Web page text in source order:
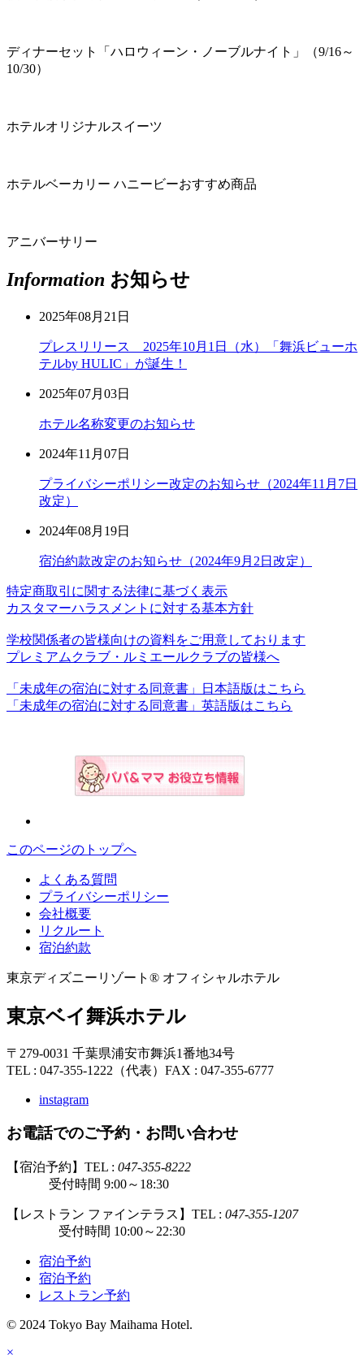
ディナーセット「ハロウィーン・ノーブルナイト」（9/16～
10/30）
ホテルオリジナルスイーツ
ホテルベーカリー ハニービーおすすめ商品
アニバーサリー
Information お知らせ
2025年08月21日
プレスリリース 2025年10月1日（水）「舞浜ビューホ
テルby HULIC」が誕生！
2025年07月03日
ホテル名称変更のお知らせ
2024年11月07日
プライバシーポリシー改定のお知らせ（2024年11月7日
改定）
2024年08月19日
宿泊約款改定のお知らせ（2024年9月2日改定）
特定商取引に関する法律に基づく表示
カスタマーハラスメントに対する基本方針
学校関係者の皆様向けの資料をご用意しております
プレミアムクラブ・ルミエールクラブの皆様へ
「未成年の宿泊に対する同意書」日本語版はこちら
「未成年の宿泊に対する同意書」英語版はこちら
このページのトップへ
よくある質問
プライバシーポリシー
会社概要
リクルート
宿泊約款
東京ディズニーリゾート® オフィシャルホテル
東京ベイ舞浜ホテル
〒279-0031 千葉県浦安市舞浜1番地34号
TEL : 047-355-1222（代表） FAX : 047-355-6777
instagram
お電話でのご予約・お問い合わせ
【宿泊予約】TEL : 047-355-8222
受付時間 9:00～18:30
【レストラン ファインテラス】TEL : 047-355-1207
受付時間 10:00～22:30
宿泊予約
宿泊予約
レストラン予約
© 2024 Tokyo Bay Maihama Hotel.
×